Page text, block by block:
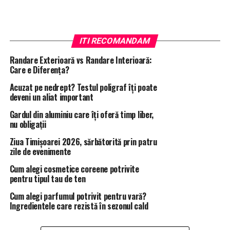
ITI RECOMANDAM
Randare Exterioară vs Randare Interioară:
Care e Diferența?
Acuzat pe nedrept? Testul poligraf îţi poate
deveni un aliat important
Gardul din aluminiu care îți oferă timp liber,
nu obligații
Ziua Timișoarei 2026, sărbătorită prin patru
zile de evenimente
Cum alegi cosmetice coreene potrivite
pentru tipul tau de ten
Cum alegi parfumul potrivit pentru vară?
Ingredientele care rezistă în sezonul cald